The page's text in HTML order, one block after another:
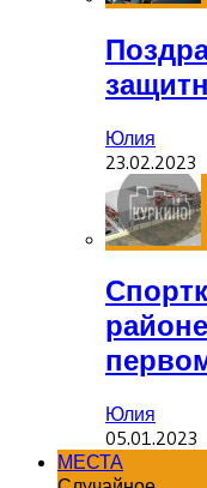
Юлия
23.02.2023
Юлия
05.01.2023
МЕСТА